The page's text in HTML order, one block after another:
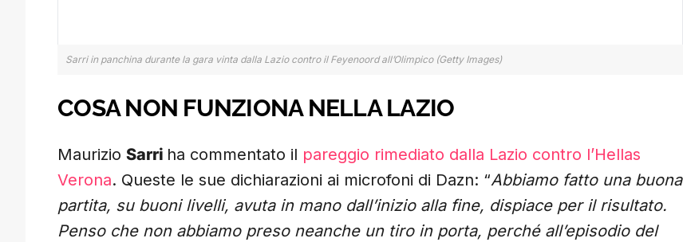
Sarri in panchina durante la gara vinta dalla Lazio contro il Feyenoord all’Olimpico (Getty Images)
COSA NON FUNZIONA NELLA LAZIO
Maurizio Sarri ha commentato il pareggio rimediato dalla Lazio contro l’Hellas
Verona. Queste le sue dichiarazioni ai microfoni di Dazn: “Abbiamo fatto una buona
partita, su buoni livelli, avuta in mano dall’inizio alla fine, dispiace per il risultato.
Penso che non abbiamo preso neanche un tiro in porta, perché all’episodio del